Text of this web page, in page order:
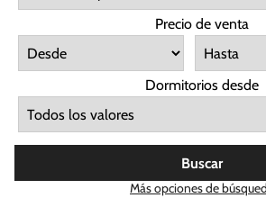
Precio de venta
Dormitorios desde
Buscar
Más opciones de